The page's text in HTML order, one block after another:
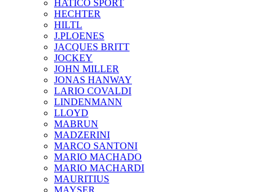
HATICO SPORT
HECHTER
HILTL
J.PLOENES
JAСQUES BRITT
JOCKEY
JOHN MILLER
JONAS HANWAY
LARIO COVALDI
LINDENMANN
LLOYD
MABRUN
MADZERINI
MARCO SANTONI
MARIO MACHADO
MARIO MACHARDI
MAURITIUS